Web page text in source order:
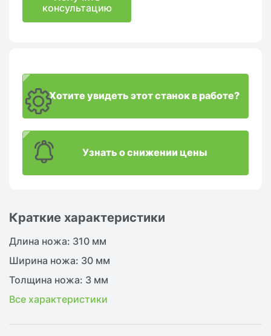
Краткие характеристики
Длина ножа: 310 мм
Ширина ножа: 30 мм
Толщина ножа: 3 мм
Все характеристики
консультацию
Хотите увидеть этот станок в работе?
Узнать о снижении цены